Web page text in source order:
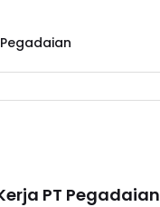
Pegadaian
PT Pegadaian